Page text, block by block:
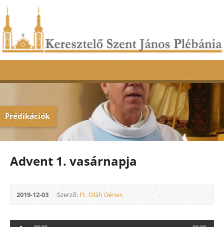
Prédikációk
Advent 1. vasárnapja
2019-12-03 Szerző:Ft. Oláh Dénes
Audió